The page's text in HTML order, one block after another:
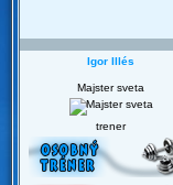
Igor Illés
Majster sveta
trener